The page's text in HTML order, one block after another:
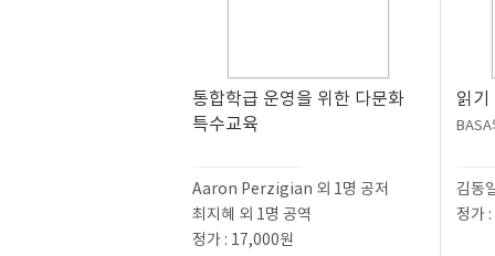
통합학급 운영을 위한 다문화
특수교육
Aaron Perzigian 외 1명 공저
최지혜 외 1명 공역
정가 : 17,000원
읽기
BASA
김동
정가